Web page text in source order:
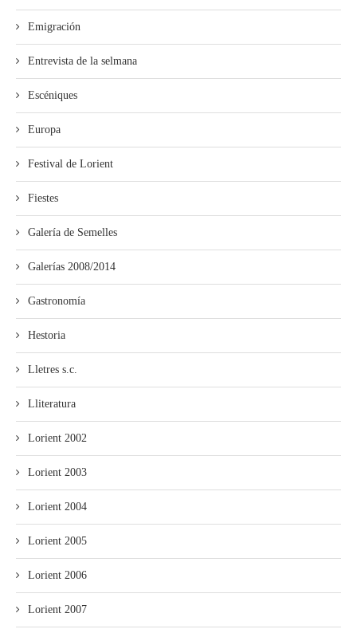
Emigración
Entrevista de la selmana
Escéniques
Europa
Festival de Lorient
Fiestes
Galería de Semelles
Galerías 2008/2014
Gastronomía
Hestoria
Lletres s.c.
Lliteratura
Lorient 2002
Lorient 2003
Lorient 2004
Lorient 2005
Lorient 2006
Lorient 2007